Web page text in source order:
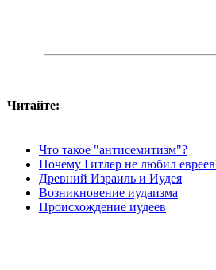
Читайте:
Что такое "антисемитизм"?
Почему Гитлер не любил
Древний Израиль и Иудея
Возникновение иудаизма
Происхождение иудеев